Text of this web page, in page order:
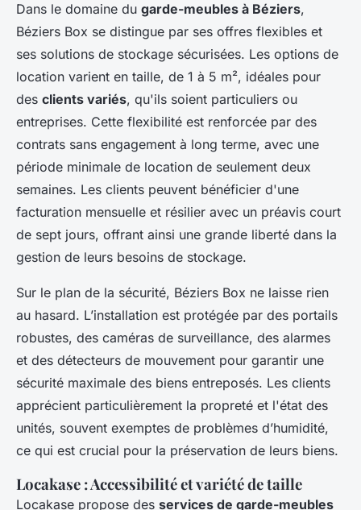
Dans le domaine du garde-meubles à Béziers,
Béziers Box se distingue par ses offres flexibles et
ses solutions de stockage sécurisées. Les options de
location varient en taille, de 1 à 5 m², idéales pour
des clients variés, qu'ils soient particuliers ou
entreprises. Cette flexibilité est renforcée par des
contrats sans engagement à long terme, avec une
période minimale de location de seulement deux
semaines. Les clients peuvent bénéficier d'une
facturation mensuelle et résilier avec un préavis court
de sept jours, offrant ainsi une grande liberté dans la
gestion de leurs besoins de stockage.
Sur le plan de la sécurité, Béziers Box ne laisse rien
au hasard. L’installation est protégée par des portails
robustes, des caméras de surveillance, des alarmes
et des détecteurs de mouvement pour garantir une
sécurité maximale des biens entreposés. Les clients
apprécient particulièrement la propreté et l'état des
unités, souvent exemptes de problèmes d’humidité,
ce qui est crucial pour la préservation de leurs biens.
Locakase : Accessibilité et variété de taille
Locakase propose des services de garde-meubles